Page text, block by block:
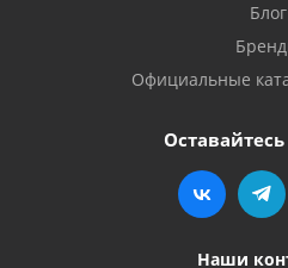
Блог
Официальные
Наши